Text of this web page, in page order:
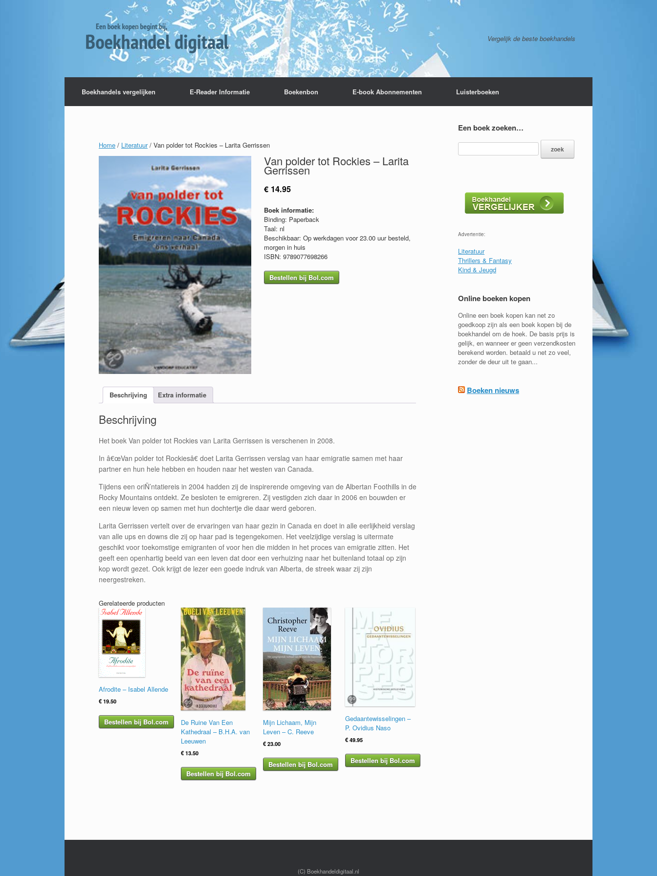
Vergelijk de beste boekhandels
Boekhandels vergelijken E-Reader Informatie Boekenbon E-book Abonnementen Luisterboeken
Home / Literatuur/ Van polder tot Rockies – Larita Gerrissen
Van polder tot Rockies – Larita
Gerrissen
€ 14.95
Boek informatie:
Binding: Paperback
Taal: nl
Beschikbaar: Op werkdagen voor 23.00 uur besteld,
morgen in huis
ISBN: 9789077698266
Bestellen bij Bol.com
Beschrijving Extra informatie
Beschrijving
Het boek Van polder tot Rockies van Larita Gerrissen is verschenen in 2008.
In â€œVan polder tot Rockiesâ€ doet Larita Gerrissen verslag van haar emigratie samen met haar
partner en hun hele hebben en houden naar het westen van Canada.
Tijdens een oriÑ’ntatiereis in 2004 hadden zij de inspirerende omgeving van de Albertan Foothills in de
Rocky Mountains ontdekt. Ze besloten te emigreren. Zij vestigden zich daar in 2006 en bouwden er
een nieuw leven op samen met hun dochtertje die daar werd geboren.
Larita Gerrissen vertelt over de ervaringen van haar gezin in Canada en doet in alle eerlijkheid verslag
van alle ups en downs die zij op haar pad is tegengekomen. Het veelzijdige verslag is uitermate
geschikt voor toekomstige emigranten of voor hen die midden in het proces van emigratie zitten. Het
geeft een openhartig beeld van een leven dat door een verhuizing naar het buitenland totaal op zijn
kop wordt gezet. Ook krijgt de lezer een goede indruk van Alberta, de streek waar zij zijn
neergestreken.
Gerelateerde producten
Afrodite – Isabel Allende
€19.50
Bestellen bij Bol.com
De Ruine Van Een
Kathedraal – B.H.A. van
Leeuwen
€13.50
Bestellen bij Bol.com
Mijn Lichaam, Mijn
Leven – C. Reeve
€23.00
Bestellen bij Bol.com
Gedaantewisselingen –
P. Ovidius Naso
€49.95
Bestellen bij Bol.com
Een boek zoeken…
Advertentie:
Literatuur
Thrillers & Fantasy
Kind & Jeugd
Online boeken kopen
Online een boek kopen kan net zo
goedkoop zijn als een boek kopen bij de
boekhandel om de hoek. De basis prijs is
gelijk, en wanneer er geen verzendkosten
berekend worden. betaald u net zo veel,
zonder de deur uit te gaan...
Boeken nieuws
(C) Boekhandeldigitaal.nl